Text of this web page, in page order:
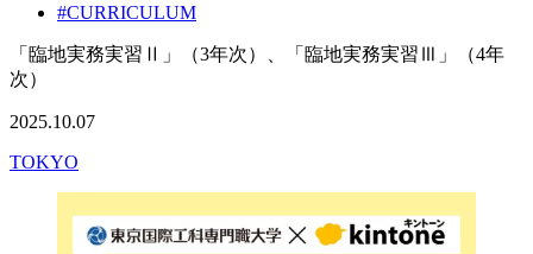
#CURRICULUM
「臨地実務実習Ⅱ」（3年次）、「臨地実務実習Ⅲ」（4年
次）
2025.10.07
TOKYO